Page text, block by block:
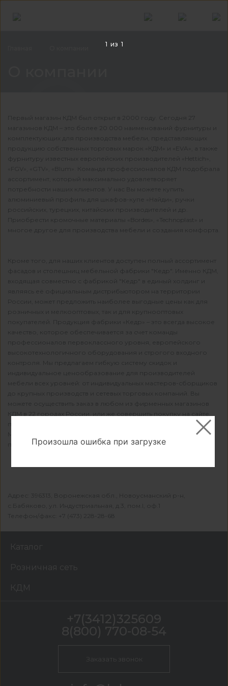
О
Первый магазин КДМ был открыт в 2000 году. Сегодня 27
магазинов КДМ – это более 20 000 наименований фурнитуры и
комплектующих для производства мебели, представляющих
продукцию собственных торговых марок «КДМ» и «EVA», а также
фурнитуру известных европейских производителей «Hettich»,
«FGV», «GTV», «Blum». Команда профессионалов КДМ подобрала
ассортимент, который максимально удовлетворяет
потребности наших клиентов. У нас Вы можете купить
алюминиевый профиль для шкафов-купе «Найди», ручки
российских, турецких, китайских производителей и др.
Приобрести кромочные материалы «Bordes», «Technoplast» и
многое другое для производства мебели и создания комфорта.
Кроме того, для наших клиентов доступен полный ассортимент
фасадов и столешниц мебельной фабрики "Кедр". Именно КДМ,
входящая совместно с фабрикой "Кедр" в единый холдинг и
являясь её официальным дистрибьютором на территории
России, может предложить наиболее выгодные цены как для
розничных и мелкооптовых, так и для крупнооптовых
покупателей. Продукция фабрики «Кедр» – это всегда высокое
качество, которое обеспечивается за счет команды
профессионалов первоклассного уровня, европейского
высокотехнологичного оборудования и строгого входного
контроля. Мы предлагаем гибкую систему скидок и
индивидуальное ценообразование для производителей
мебели всех уровней: от индивидуальных мастеров-сборщиков
до крупных производств и сетевых торговых компаний. Вы
можете осуществить заказ в любом из фирменных магазинов
КДМ в 22 городах России, или же совершить покупку на сайте,
партнерство!
Адрес: 396313, Воронежская обл., Новоусманский р-н,
с.Бабяково, ул. Индустриальная, д.3, пом.I, оф.1
Телефон/факс: +7 (473) 228-28-68
Каталог
Розничная сеть
КДМ
+7(3412)325609
8(800) 770-08-54
Заказать звонок
1 из 1
Произошла ошибка при загрузке